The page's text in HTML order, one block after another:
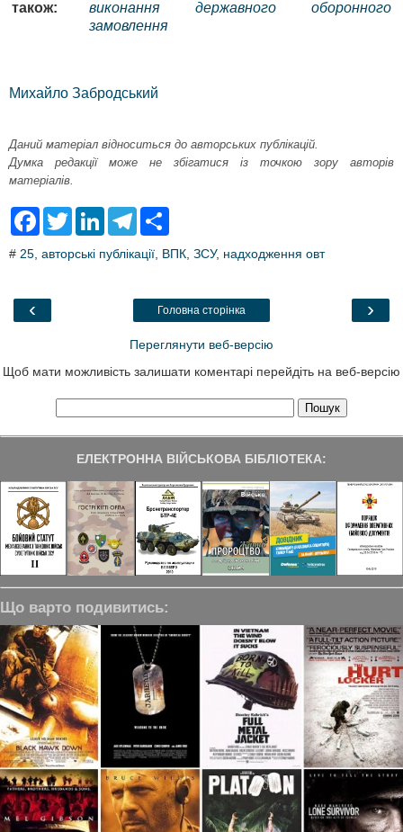
також:
виконання державного оборонного
замовлення
Михайло Забродський
Даний матеріал відноситься до авторських публікацій.
Думка редакції може не збігатися із точкою зору авторів
матеріалів.
F
e
o
T
t
L
k
T
e
a
r
# 25 авторські публікації ВПК ЗСУ, надходження овт
‹ ›
Головна сторінка
Переглянути веб-версію
Щоб мати можливість залишати коментарі перейдіть на веб-версію
ЕЛЕКТРОННА ВІЙСЬКОВА БІБЛІОТЕКА:
Що варто подивитись: